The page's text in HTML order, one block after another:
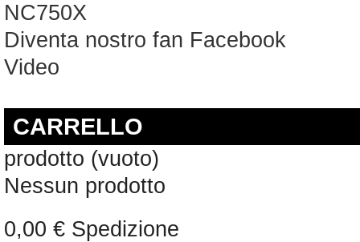
NC750X
Diventa nostro fan Facebook
Video
CARRELLO
prodotto (vuoto)
Nessun prodotto
0,00 € Spedizione